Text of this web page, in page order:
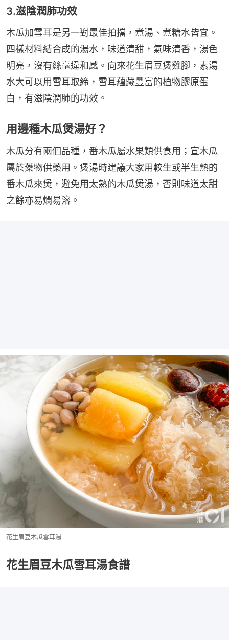
3.滋陰潤肺功效
木瓜加雪耳是另一對最佳拍擋，煮湯、煮糖水皆宜。
四樣材料結合成的湯水，味道清甜，氣味清香，湯色
明亮，沒有絲毫違和感。向來花生眉豆煲雞腳，素湯
水大可以用雪耳取締，雪耳蘊藏豐富的植物膠原蛋
白，有滋陰潤肺的功效。
用邊種木瓜煲湯好？
木瓜分有兩個品種，番木瓜屬水果類供食用；宣木瓜
屬於藥物供藥用。煲湯時建議大家用較生或半生熟的
番木瓜來煲，避免用太熟的木瓜煲湯，否則味道太甜
之餘亦易爛易溶。
花生眉豆木瓜雪耳湯
花生眉豆木瓜雪耳湯食譜